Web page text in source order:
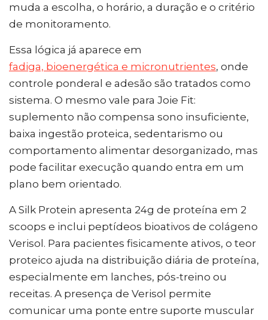
muda a escolha, o horário, a duração e o critério
de monitoramento.
Essa lógica já aparece em
fadiga, bioenergética e micronutrientes, onde
controle ponderal e adesão são tratados como
sistema. O mesmo vale para Joie Fit:
suplemento não compensa sono insuficiente,
baixa ingestão proteica, sedentarismo ou
comportamento alimentar desorganizado, mas
pode facilitar execução quando entra em um
plano bem orientado.
A Silk Protein apresenta 24g de proteína em 2
scoops e inclui peptídeos bioativos de colágeno
Verisol. Para pacientes fisicamente ativos, o teor
proteico ajuda na distribuição diária de proteína,
especialmente em lanches, pós-treino ou
receitas. A presença de Verisol permite
comunicar uma ponte entre suporte muscular